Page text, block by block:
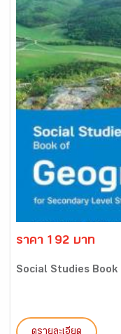
ราคา 192 บาท
Social Studies